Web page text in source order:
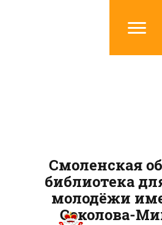
Смоленская
библиотека
молодёжи
Соколова-